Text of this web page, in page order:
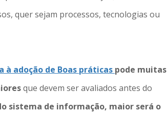
quer sejam processos, tecnologias ou
à adoção de Boas práticas pode muitas
que devem ser avaliados antes do
sistema de informação, maior será o